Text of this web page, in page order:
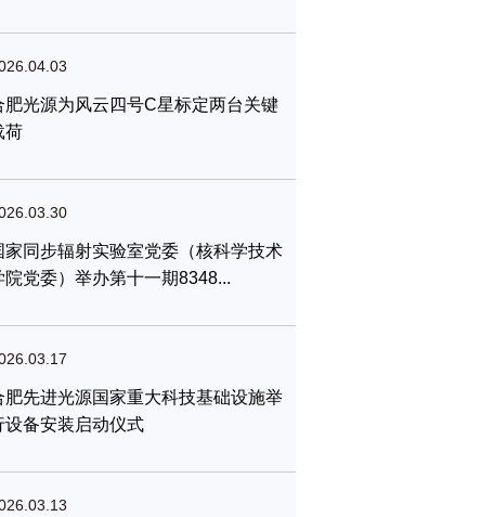
肥光源为风云四号C星标定两台关键
荷
家同步辐射实验室党委（核科学技术
院党委）举办第十一期8348...
肥先进光源国家重大科技基础设施举
设备安装启动仪式